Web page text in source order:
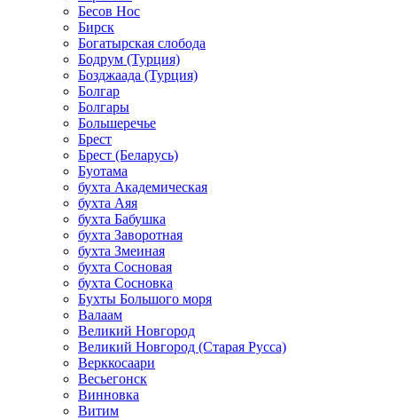
Бесов Нос
Бирск
Богатырская слобода
Бодрум (Турция)
Бозджаада (Турция)
Болгар
Болгары
Большеречье
Брест
Брест (Беларусь)
Буотама
бухта Академическая
бухта Аяя
бухта Бабушка
бухта Заворотная
бухта Змеиная
бухта Сосновая
бухта Сосновка
Бухты Большого моря
Валаам
Великий Новгород
Великий Новгород (Старая Русса)
Верккосаари
Весьегонск
Винновка
Витим